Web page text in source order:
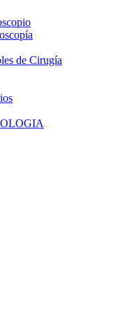
de Cirugía